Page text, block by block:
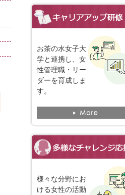
お茶の水女子大
学と連携し、女
性管理職・リー
ダーを育成しま
す。
様々な分野にお
ける女性の活動